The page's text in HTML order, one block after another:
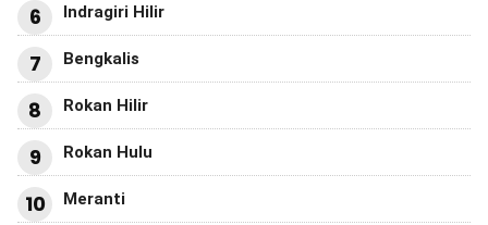
6 Indragiri Hilir
7 Bengkalis
8 Rokan Hilir
9 Rokan Hulu
10 Meranti